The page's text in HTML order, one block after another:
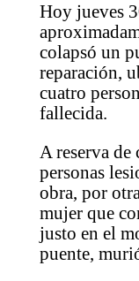
Hoy jueves
colapsó un
reparación,
cuatro
fallecida.
A reserva de
personas
obra, por
mujer que
justo en el
puente,